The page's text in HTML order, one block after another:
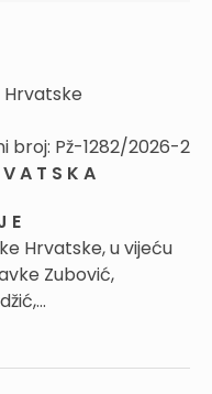
Hrvatske
broj: Pž-1282/2026-2
V A T S K A
E
Hrvatske, u vijeću
Zubović,